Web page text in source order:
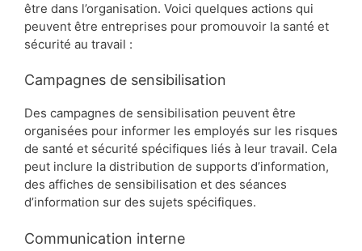
être dans l’organisation. Voici quelques actions qui
peuvent être entreprises pour promouvoir la santé et
sécurité au travail :
Campagnes de sensibilisation
Des campagnes de sensibilisation peuvent être
organisées pour informer les employés sur les risques
de santé et sécurité spécifiques liés à leur travail. Cela
peut inclure la distribution de supports d’information,
des affiches de sensibilisation et des séances
d’information sur des sujets spécifiques.
Communication interne